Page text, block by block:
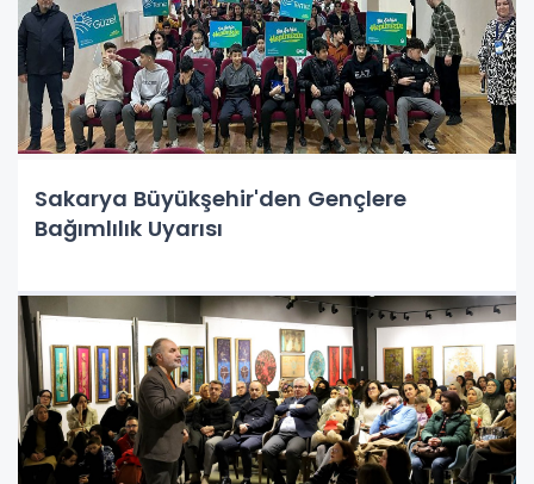
Sakarya Büyükşehir'den Gençlere
Bağımlılık Uyarısı